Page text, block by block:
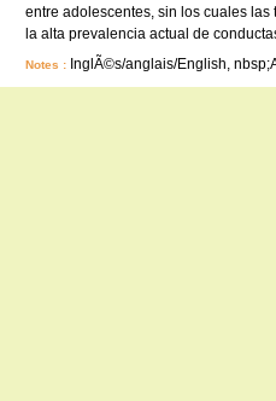
entre adolescentes, sin los cuales
la alta prevalencia actual de
Notes : InglÃ©s/anglais/English,